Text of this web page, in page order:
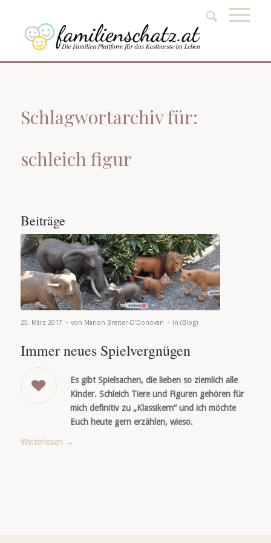
Schlagwortarchiv für:
schleich figur
Beiträge
25. März 2017 - von Marion Breiter-O'Donovan - in (Blog)
Immer neues Spielvergnügen
Es gibt Spielsachen, die lieben so ziemlich alle
Kinder. Schleich Tiere und Figuren gehören für
mich definitiv zu „Klassikern“ und ich möchte
Euch heute gern erzählen, wieso.
Weiterlesen →